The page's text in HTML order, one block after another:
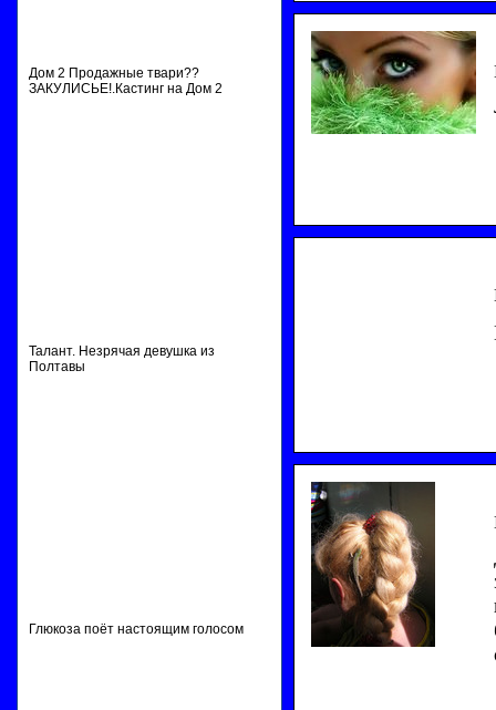
Дом 2 Продажные твари??
ЗАКУЛИСЬЕ!.Кастинг на Дом 2
Талант. Незрячая девушка из
Полтавы
Глюкоза поёт настоящим голосом